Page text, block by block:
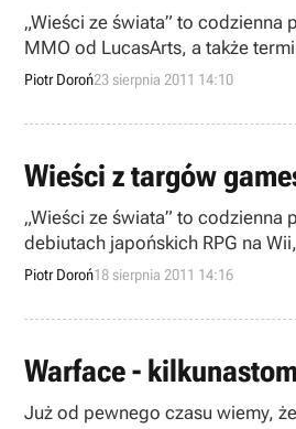
„Wieści ze świata” to
MMO od LucasArts, a także
Piotr Doroń23 sierpnia 2011 14:10
Wieści z targów
„Wieści ze świata” to
debiutach japońskich RPG na
Piotr Doroń18 sierpnia 2011 14:16
Warface -
Już od pewnego czasu wiemy,